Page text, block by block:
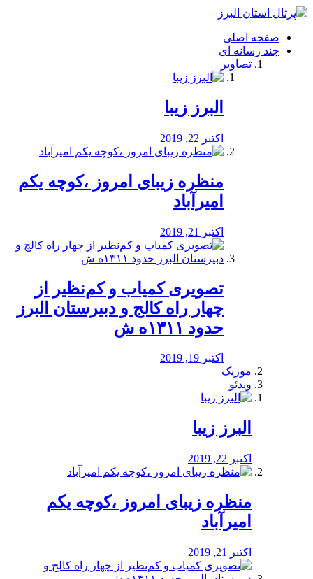
فصد
شرق
تهران
خشکشویی
صفحه اصلی
چند رسانه ای
تصاویر
البرز زیبا
اکتبر 22, 2019
منظره‌‌ زیبای امروز ،کوچه یکم
امیرآباد
اکتبر 21, 2019
️تصویری کمیاب و کم‌نظیر از
چهار راه كالج و دبيرستان البرز
حدود ۱۳۱۱ه ش
اکتبر 19, 2019
موزیک
ویدئو
البرز زیبا
اکتبر 22, 2019
منظره‌‌ زیبای امروز ،کوچه یکم
امیرآباد
اکتبر 21, 2019